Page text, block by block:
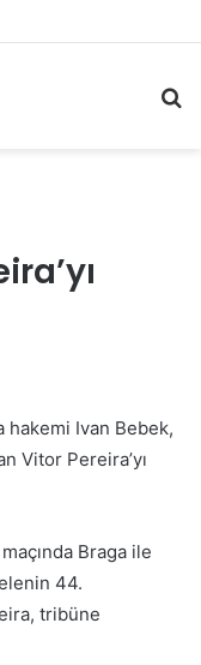
hakemi Ivan Bebek,
Vitor Pereira’yı
Braga ile
44.
tribüne